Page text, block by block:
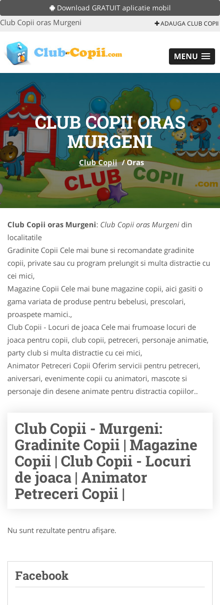
Download GRATUIT aplicatie mobil
Club Copii oras Murgeni ADAUGA CLUB COPII
MENU
CLUB COPII ORAS
MURGENI
Club Copii /Oras
Club Copii oras Murgeni: Club Copii oras Murgeni din
localitatile
Gradinite Copii Cele mai bune si recomandate gradinite
copii, private sau cu program prelungit si multa distractie cu
cei mici,
Magazine Copii Cele mai bune magazine copii, aici gasiti o
gama variata de produse pentru bebelusi, prescolari,
proaspete mamici.,
Club Copii - Locuri de joaca Cele mai frumoase locuri de
joaca pentru copii, club copii, petreceri, personaje animatie,
party club si multa distractie cu cei mici,
Animator Petreceri Copii Oferim servicii pentru petreceri,
aniversari, evenimente copii cu animatori, mascote si
personaje din desene animate pentru distractia copiilor..
Club Copii - Murgeni:
Gradinite Copii | Magazine
Copii | Club Copii - Locuri
de joaca | Animator
Petreceri Copii |
Nu sunt rezultate pentru afişare.
Facebook